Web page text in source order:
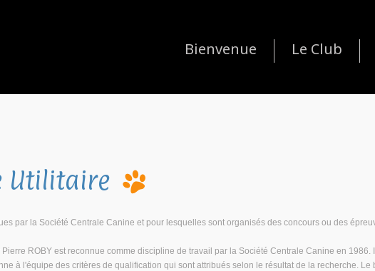
Bienvenue Le Club
Utilitaire
par la Société Centrale Canine et pour lesquelles sont organisés des concours ou des
ROBY est reconnue comme discipline de travail par la Société Centrale Canine en
à l'équipe des critères de qualification qui sont attribués selon le résultat de la recherche.